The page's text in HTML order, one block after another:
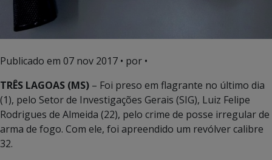
Publicado em 07 nov 2017 • por •
TRÊS LAGOAS (MS) – Foi preso em flagrante no último dia
(1), pelo Setor de Investigações Gerais (SIG), Luiz Felipe
Rodrigues de Almeida (22), pelo crime de posse irregular de
arma de fogo. Com ele, foi apreendido um revólver calibre
32.